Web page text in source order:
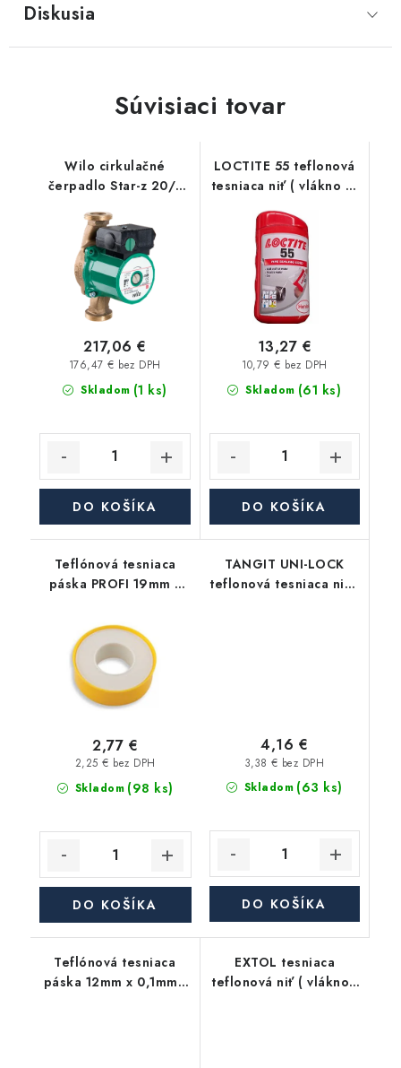
Diskusia
Súvisiaci tovar
Wilo cirkulačné
čerpadlo Star-z 20/1
Skladom (1 ks)
176,47 € bez DPH
217,06 €
DO KOŠÍKA
LOCTITE 55 teflonová
tesniaca niť ( vlákno ) -
Skladom (61 ks)
10,79 € bez DPH
13,27 €
DO KOŠÍKA
Teflónová tesniaca
páska PROFI 19mm x
Skladom (98 ks)
2,25 € bez DPH
2,77 €
DO KOŠÍKA
TANGIT UNI-LOCK
teflonová tesniaca niť (
Skladom (63 ks)
3,38 € bez DPH
4,16 €
DO KOŠÍKA
Teflónová tesniaca
páska 12mm x 0,1mm -
EXTOL tesniaca
teflonová niť ( vlákno )